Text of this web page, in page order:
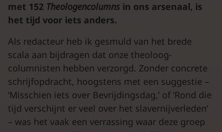
met 152 Theologencolumns in ons arsenaal, is
het tijd voor iets anders.
Als redacteur heb ik gesmuld van het brede
scala aan bijdragen dat onze theoloog-
columnisten hebben verzorgd. Zonder concrete
schrijfopdracht, hoogstens met een suggestie –
‘Misschien iets over Bevrijdingsdag,’ of ‘Rond die
tijd verschijnt er veel over het slavernijverleden’
– was het vaak een verrassing waar deze groep